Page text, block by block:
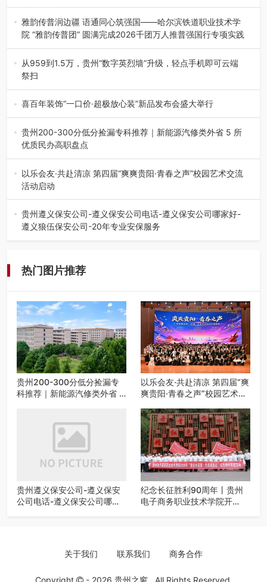
融合全球研发实力与本土洞察，深化客户共创，赋能西南市
场创新发展 （7月27日，成…
雅韵传普润边疆 语通同心筑强国——哈尔滨铁道职业技术学
院 “雅韵传普团” 圆满完成2026千团万人推普强国行专项实践
为扎实推进2026“千团万人推普强国行”大学生暑期社会实
践，牢牢紧扣 “雅韵传普…
从959到1.5万，贵州“数字英烈墙”升级，轻点手机即可云端
祭扫
八一建军节到来之际，由贵州省退役军人事务厅指导，贵阳
市退役军人事务局联合贵州广电…
喜百年装饰“一口价·超极放心装”新品发布会盛大举行
2026年7月31日，喜百年装饰“一口价·超极放心装”新品发布
会在贵阳隆重举行。…
贵州200-300分低分捡漏专科推荐｜新能源汽修类外省 5 所
优质民办高职盘点
在贵州省高考志愿填报体系中，200至300分数段考生可选择
的省内工科、新能源汽车…
以乐会友·共赴清凉 第四届“爽爽贵阳·青春之声”校园艺术交流
活动启动
七月的贵阳，清风送爽，第四届“爽爽贵阳·青春之声”校园管
弦乐（合唱）艺术交流活动…
贵州遵义保安公司-遵义保安公司电话-遵义保安公司哪家好-
遵义狼伍保安公司-20年专业安保服务
热门图片推荐
贵州200-300分低分捡漏专
科推荐｜新能源汽修类外省 5
以乐会友·共赴清凉 第四届“爽
爽贵阳·青春之声”校园艺术交
贵州遵义保安公司-遵义保安
公司电话-遵义保安公司哪家
纪念长征胜利90周年丨贵州
电子商务职业技术学院开
关于我们 联系我们 商务合作
Copyright - 2026 贵州之窗 . All Rights Reserved.